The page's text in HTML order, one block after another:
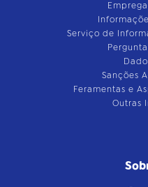
Serviço de
Sanções
Feramentas e
Outras